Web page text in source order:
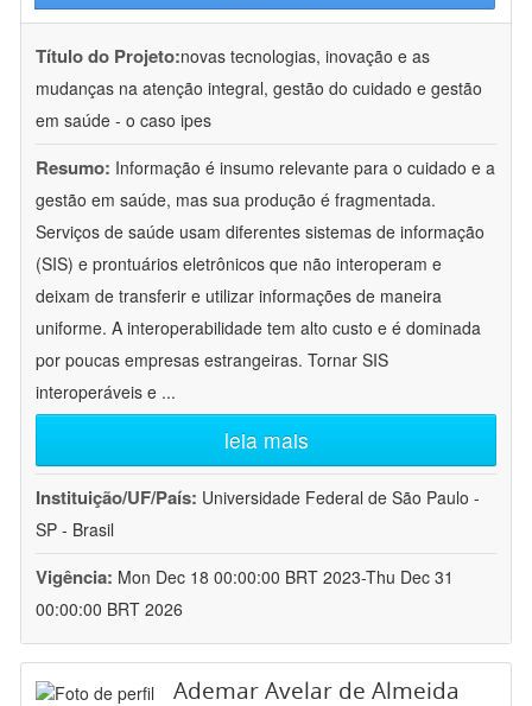
Título do Projeto:novas tecnologias, inovação e as
mudanças na atenção integral, gestão do cuidado e gestão
em saúde - o caso ipes
Resumo: Informação é insumo relevante para o cuidado e a
gestão em saúde, mas sua produção é fragmentada.
Serviços de saúde usam diferentes sistemas de informação
(SIS) e prontuários eletrônicos que não interoperam e
deixam de transferir e utilizar informações de maneira
uniforme. A interoperabilidade tem alto custo e é dominada
por poucas empresas estrangeiras. Tornar SIS
interoperáveis e ...
leia mais
Instituição/UF/País: Universidade Federal de São Paulo -
SP - Brasil
Vigência: Mon Dec 18 00:00:00 BRT 2023-Thu Dec 31
00:00:00 BRT 2026
Ademar Avelar de Almeida